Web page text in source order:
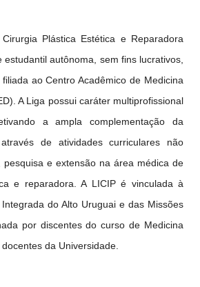
Plástica Estética e Reparadora
autônoma, sem fins lucrativos,
ao Centro Acadêmico de Medicina
A Liga possui caráter multiprofissional
a ampla complementação da
de atividades curriculares não
pesquisa e extensão na área médica de
e reparadora. A LICIP é vinculada à
do Alto Uruguai e das Missões
por discentes do curso de Medicina
da Universidade.